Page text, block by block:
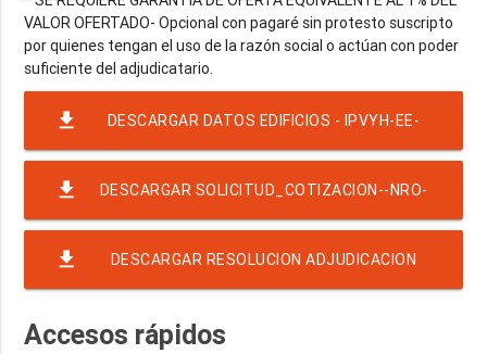
VALOR OFERTADO- Opcional con pagaré sin protesto suscripto
por quienes tengan el uso de la razón social o actúan con poder
file_download DESCARGAR DATOS EDIFICIOS - IPVYH-EE-
1429-2023
file_download DESCARGAR SOLICITUD_COTIZACION--NRO-
37-EJER-2023-RAF-23-CD(CA) SEGURO INTEGRAL
file_download DESCARGAR RESOLUCION ADJUDICACION
Accesos rápidos